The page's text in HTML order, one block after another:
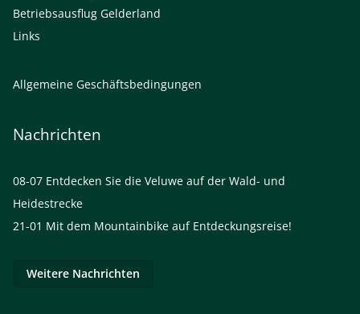
Betriebsausflug Gelderland
Links
Allgemeine Geschäftsbedingungen
Nachrichten
08-07 Entdecken Sie die Veluwe auf der Wald- und
Heidestrecke
21-01 Mit dem Mountainbike auf Entdeckungsreise!
Weitere Nachrichten